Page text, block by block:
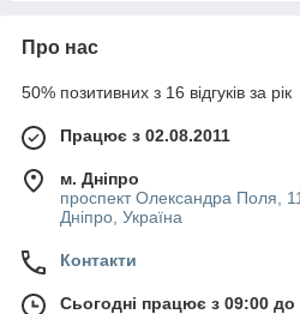
Про нас
50% позитивних з 16 відгуків за рік
Працює з 02.08.2011
м. Дніпро
проспект Олександра Поля,
Дніпро, Україна
Контакти
Сьогодні працює з 09:00 до